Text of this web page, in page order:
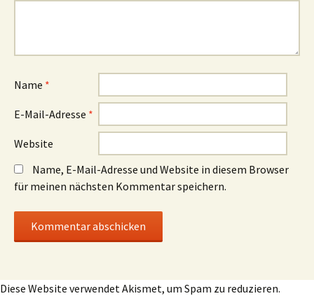
Name *
E-Mail-Adresse *
Website
Name, E-Mail-Adresse und Website in diesem Browser
für meinen nächsten Kommentar speichern.
Diese Website verwendet Akismet, um Spam zu reduzieren.